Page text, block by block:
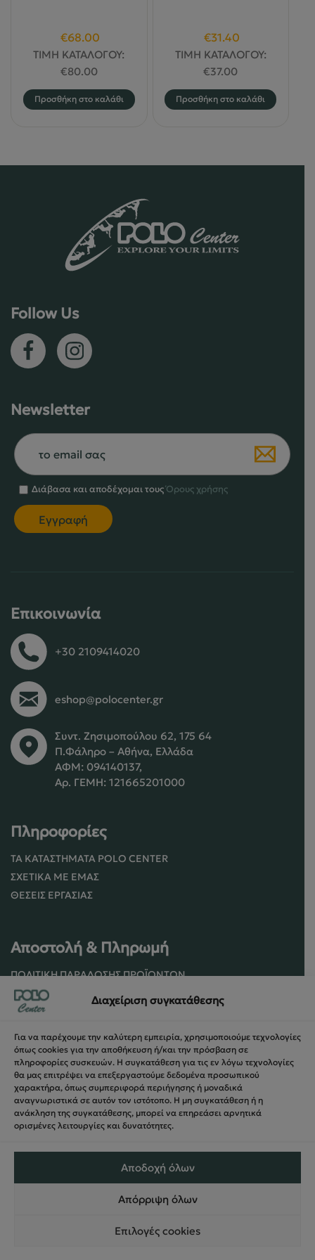
Διαχείριση συγκατάθεσης
Για να παρέχουμε την καλύτερη εμπειρία, χρησιμοποιούμε τεχνολογίες
όπως cookies για την αποθήκευση ή/και την πρόσβαση σε
πληροφορίες συσκευών. Η συγκατάθεση για τις εν λόγω τεχνολογίες
θα μας επιτρέψει να επεξεργαστούμε δεδομένα προσωπικού
χαρακτήρα, όπως συμπεριφορά περιήγησης ή μοναδικά
αναγνωριστικά σε αυτόν τον ιστότοπο. Η μη συγκατάθεση ή η
ανάκληση της συγκατάθεσης, μπορεί να επηρεάσει αρνητικά
ορισμένες λειτουργίες και δυνατότητες.
Αποδοχή όλων
Απόρριψη όλων
Επιλογές cookies
Original
price
was:
€80.00.
€68.00
τρέχουσα
είναι:
€68.00.
ΤΙΜΗ ΚΑΤΑΛΟΓΟΥ:
€80.00
Προσθήκη στο καλάθι
Original
price
was:
€37.00.
€31.40
τρέχουσα
είναι:
€31.40.
ΤΙΜΗ ΚΑΤΑΛΟΓΟΥ:
€37.00
Προσθήκη στο καλάθι
Follow Us
Newsletter
Διάβασα και αποδέχομαι τουςΌρους χρήσης
Επικοινωνία
+30 2109414020
eshop@polocenter.gr
Συντ. Ζησιμοπούλου 62, 175 64
Π.Φάληρο – Αθήνα, Ελλάδα
ΑΦΜ: 094140137,
Αρ. ΓΕΜΗ: 121665201000
Πληροφορίες
ΤΑ ΚΑΤΑΣΤΉΜΑΤΑ POLO CENTER
ΣΧΕΤΙΚΆ ΜΕ ΕΜΆΣ
ΘΈΣΕΙΣ ΕΡΓΑΣΊΑΣ
Αποστολή & Πληρωμή
ΠΟΛΙΤΙΚΉ ΠΑΡΆΔΟΣΗΣ ΠΡΟΪΌΝΤΩΝ
ΠΟΛΙΤΙΚΉ ΕΠΙΣΤΡΟΦΏΝ / ΑΚΥΡΏΣΕΩΝ
ΌΡΟΙ ΧΡΉΣΗΣ ΚΑΙ ΑΣΦΑΛΕΊΑΣ
ΦΌΡΜΑ ΥΠΑΝΑΧΏΡΗΣΗΣ
© 2024 PoloCenter All right Reserved – Web Design &